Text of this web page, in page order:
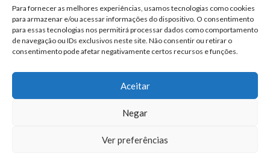
Para fornecer as melhores experiências, usamos tecnologias como cookies
para armazenar e/ou acessar informações do dispositivo. O consentimento
para essas tecnologias nos permitirá processar dados como comportamento
de navegação ou IDs exclusivos neste site. Não consentir ou retirar o
consentimento pode afetar negativamente certos recursos e funções.
Aceitar
Negar
Ver preferências
Você já conhece a versão online do Catálogo
Lucy’s?
A Lucy’s foi feita pra atender as suas
necessidades e desejos, conheça a linha de
produtos que vão mudar a sua vida!
Consulte nosso catálogo virtual